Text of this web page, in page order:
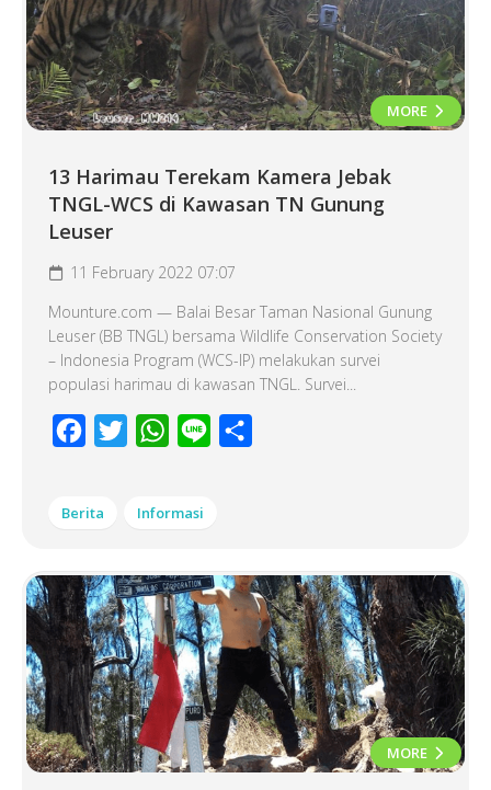
MORE
13 Harimau Terekam Kamera Jebak
TNGL-WCS di Kawasan TN Gunung
Leuser
11 February 2022 07:07
Mounture.com — Balai Besar Taman Nasional Gunung
Leuser (BB TNGL) bersama Wildlife Conservation Society
– Indonesia Program (WCS-IP) melakukan survei
populasi harimau di kawasan TNGL. Survei...
Facebook
Twitter WhatsApp
Line
Berita Informasi
MORE